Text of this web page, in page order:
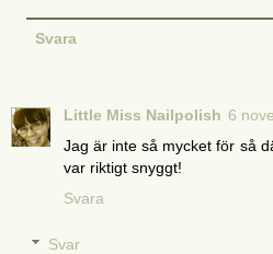
Svara
Little Miss Nailpolish 6
Jag är inte så mycket för så
var riktigt snyggt!
Svara
Svar